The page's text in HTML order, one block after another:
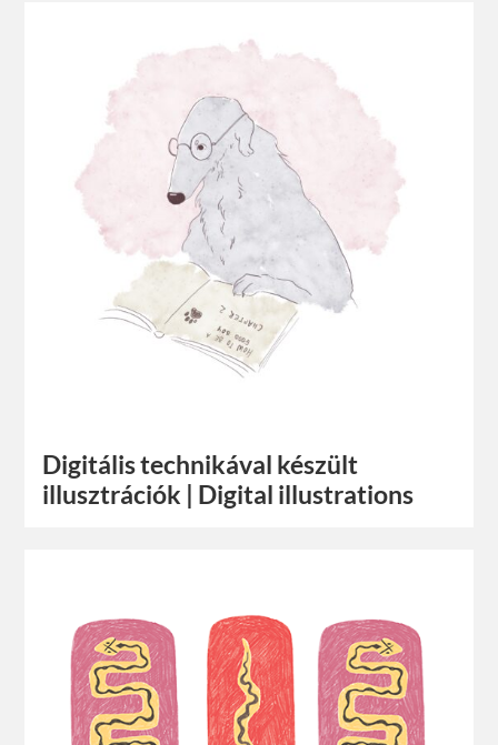
Digitális technikával készült
illusztrációk | Digital illustrations